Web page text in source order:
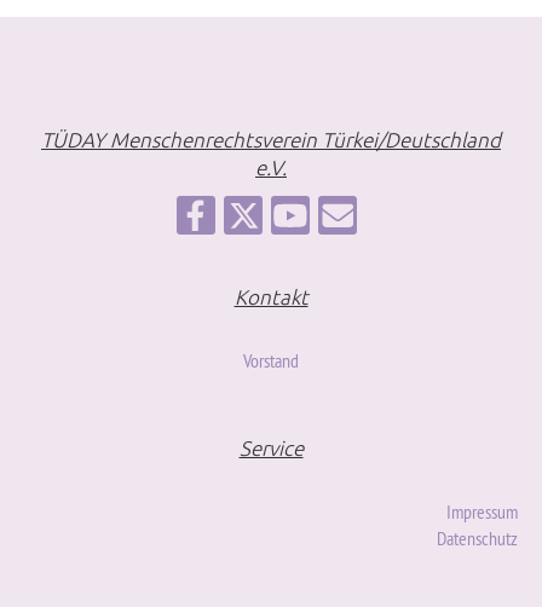
TÜDAY Menschenrechtsverein Türkei/Deutschland
e.V.
Kontakt
Vorstand
Service
Impressum
Datenschutz